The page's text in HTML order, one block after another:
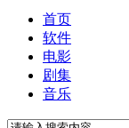
首页
软件
电影
剧集
音乐